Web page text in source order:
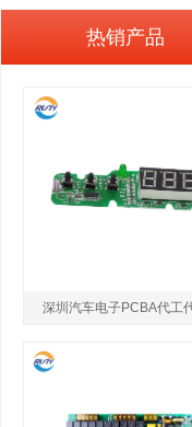
热销产品
深圳汽车电子PCBA代工